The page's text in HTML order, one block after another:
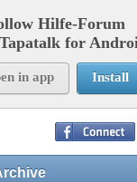
Hilfe-Forum
for
in app Install